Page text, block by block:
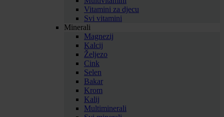
Vitamini za djecu
Svi vitamini
Minerali
Magnezij
Kalcij
Željezo
Cink
Selen
Bakar
Krom
Kalij
Multiminerali